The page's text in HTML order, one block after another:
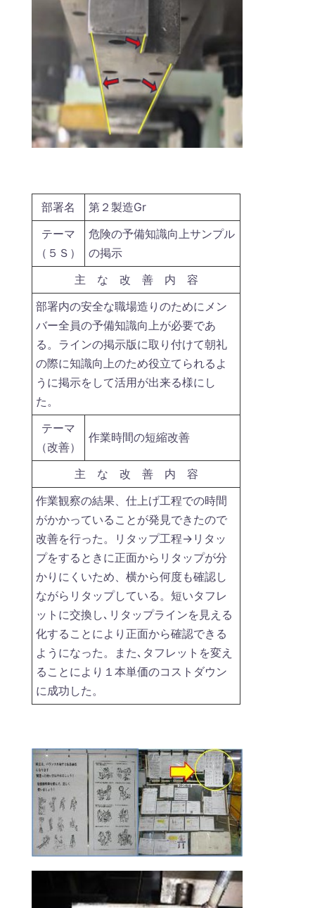
部署名
第２製造Gr
テーマ
（５Ｓ）
危険の予備知識向上サンプル
の掲示
主 な 改 善 内 容
部署内の安全な職場造りのためにメン
バー全員の予備知識向上が必要であ
る。ラインの掲示版に取り付けて朝礼
の際に知識向上のため役立てられるよ
うに掲示をして活用が出来る様にし
た。
テーマ
（改善）
作業時間の短縮改善
主 な 改 善 内 容
作業観察の結果、仕上げ工程での時間
がかかっていることが発見できたので
改善を行った。リタップ工程→リタッ
プをするときに正面からリタップが分
かりにくいため、横から何度も確認し
ながらリタップしている。短いタフレ
ットに交換し､リタップラインを見える
化することにより正面から確認できる
ようになった。また､タフレットを変え
ることにより１本単価のコストダウン
に成功した。